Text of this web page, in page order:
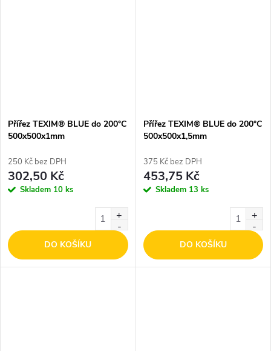
Přířez TEXIM® BLUE do 200°C
500x500x1mm
250 Kč bez DPH
302,50 Kč
Skladem 10 ks
DO KOŠÍKU
Přířez TEXIM® BLUE do 200°C
500x500x1,5mm
375 Kč bez DPH
453,75 Kč
Skladem 13 ks
DO KOŠÍKU